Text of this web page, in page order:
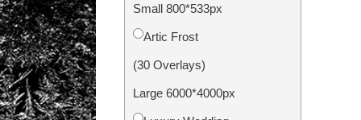
Реставрация
фотографий
Small 800*533px
Artic Frost
(30 Overlays)
Large 6000*4000px